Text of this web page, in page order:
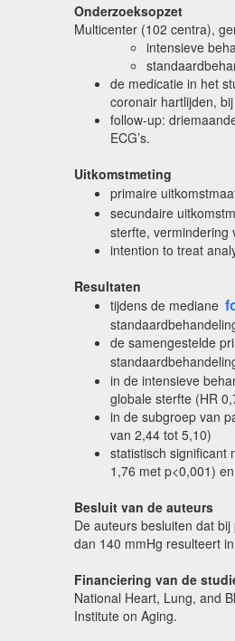
Onderzoeksopzet
Multicenter (102 centra),
intensieve
de medicatie in het
coronair hartlijden,
follow-up:
ECG’s.
Uitkomstmeting
primaire
secundaire
sterfte, vermindering
intention to treat
Resultaten
tijdens de mediane
de samengestelde
in de intensieve
globale sterfte (HR
in de subgroep van
van 2,44 tot 5,10)
statistisch significant
1,76 met p<0,001)
Besluit van de auteurs
De auteurs besluiten dat
dan 140 mmHg resulteert
Financiering van de
National Heart, Lung, and
Institute on Aging.